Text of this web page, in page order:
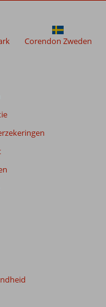
Corendon Zweden